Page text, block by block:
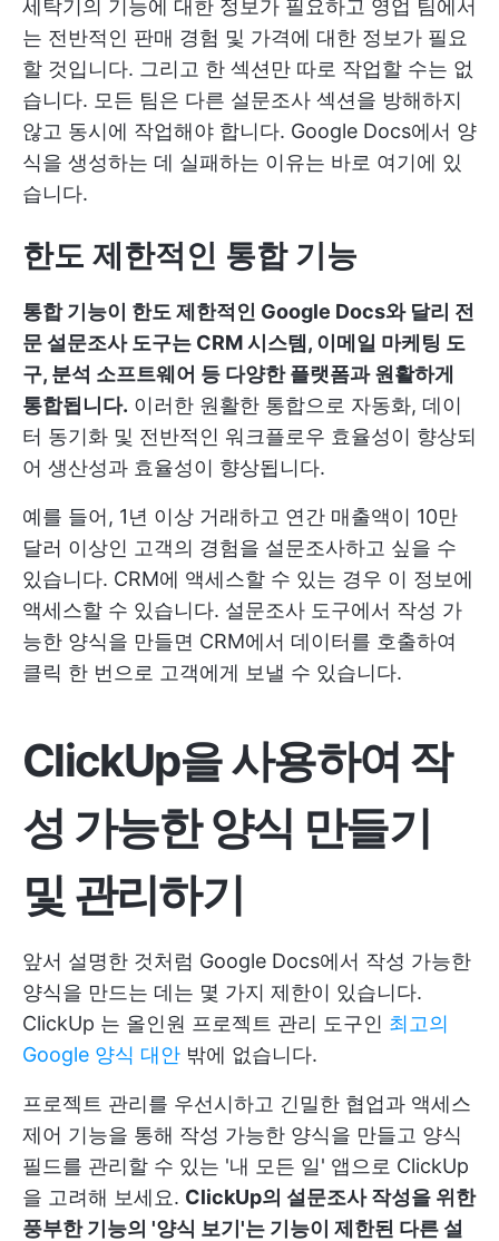
세탁기의 기능에 대한 정보가 필요하고 영업 팀에서
는 전반적인 판매 경험 및 가격에 대한 정보가 필요
할 것입니다. 그리고 한 섹션만 따로 작업할 수는 없
습니다. 모든 팀은 다른 설문조사 섹션을 방해하지
않고 동시에 작업해야 합니다. Google Docs에서 양
식을 생성하는 데 실패하는 이유는 바로 여기에 있
습니다.
한도 제한적인 통합 기능
통합 기능이 한도 제한적인 Google Docs와 달리 전
문 설문조사 도구는 CRM 시스템, 이메일 마케팅 도
구, 분석 소프트웨어 등 다양한 플랫폼과 원활하게
통합됩니다. 이러한 원활한 통합으로 자동화, 데이
터 동기화 및 전반적인 워크플로우 효율성이 향상되
어 생산성과 효율성이 향상됩니다.
예를 들어, 1년 이상 거래하고 연간 매출액이 10만
달러 이상인 고객의 경험을 설문조사하고 싶을 수
있습니다. CRM에 액세스할 수 있는 경우 이 정보에
액세스할 수 있습니다. 설문조사 도구에서 작성 가
능한 양식을 만들면 CRM에서 데이터를 호출하여
클릭 한 번으로 고객에게 보낼 수 있습니다.
ClickUp을 사용하여 작
성 가능한 양식 만들기
및 관리하기
앞서 설명한 것처럼 Google Docs에서 작성 가능한
양식을 만드는 데는 몇 가지 제한이 있습니다.
ClickUp 는 올인원 프로젝트 관리 도구인 최고의
Google 양식 대안 밖에 없습니다.
프로젝트 관리를 우선시하고 긴밀한 협업과 액세스
제어 기능을 통해 작성 가능한 양식을 만들고 양식
필드를 관리할 수 있는 '내 모든 일' 앱으로 ClickUp
을 고려해 보세요. ClickUp의 설문조사 작성을 위한
풍부한 기능의 '양식 보기'는 기능이 제한된 다른 설